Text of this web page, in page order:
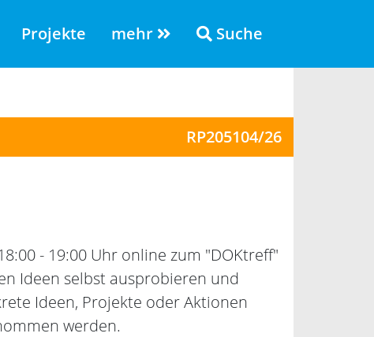
Projekte mehr Suche
RP205104/26
- 19:00 Uhr online zum "DOKtreff"
Ideen selbst ausprobieren und
Ideen, Projekte oder Aktionen
werden.